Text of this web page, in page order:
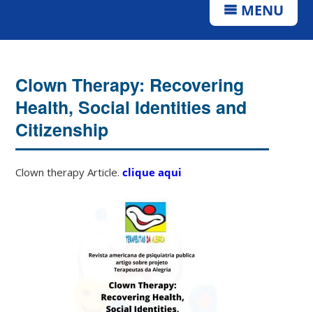
MENU
Clown Therapy: Recovering
Health, Social Identities and
Citizenship
Clown therapy Article.clique aqui